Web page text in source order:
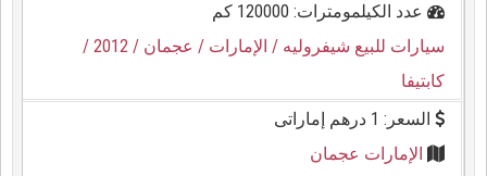
عدد الكيلمومترات: 120000 كم
سيارات للبيع شيفروليه / الإمارات / عجمان / 2012
/
كابتيفا
السعر: 1 درهم إماراتى
الإمارات عجمان